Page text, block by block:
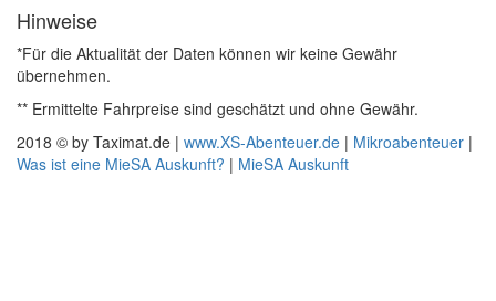
Hinweise
*Für die Aktualität der Daten können wir keine Gewähr
übernehmen.
** Ermittelte Fahrpreise sind geschätzt und ohne Gewähr.
2018 © by Taximat.de | www.XS-Abenteuer.de | Mikroabenteuer |
Was ist eine MieSA Auskunft? | MieSA Auskunft